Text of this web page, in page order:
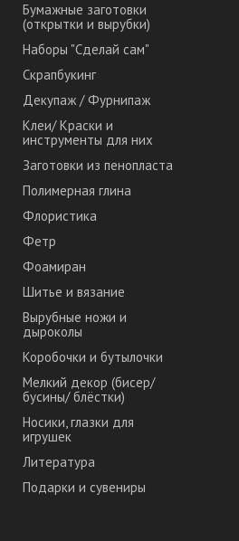
Бумажные заготовки
(открытки и вырубки)
Наборы "Сделай сам"
Скрапбукинг
Декупаж / Фурнипаж
Клеи/ Краски и
инструменты для них
Заготовки из пенопласта
Полимерная глина
Флористика
Фетр
Фоамиран
Шитье и вязание
Вырубные ножи и
дыроколы
Коробочки и бутылочки
Мелкий декор (бисер/
бусины/ блёстки)
Носики, глазки для
игрушек
Литература
Подарки и сувениры